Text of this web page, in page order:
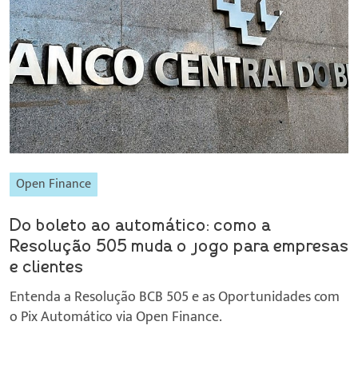
Open Finance
Do boleto ao automático: como a
Resolução 505 muda o jogo para empresas
e clientes
Entenda a Resolução BCB 505 e as Oportunidades com
o Pix Automático via Open Finance.